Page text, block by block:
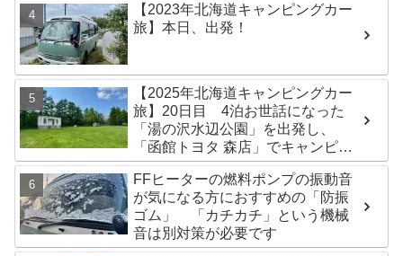
【2023年北海道キャンピングカー
旅】本日、出発！
【2025年北海道キャンピングカー
旅】20日目 4泊お世話になった
「湯の沢水辺公園」を出発し、
「函館トヨタ 森店」でキャンピン
グカーのオイル交換完了！今日は
伊達市の「徳舜瞥山麓キャンプ
場」へ
FFヒーターの燃料ポンプの振動音
が気になる方におすすめの「防振
ゴム」 「カチカチ」という機械
音は別対策が必要です